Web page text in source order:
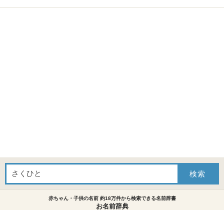
赤ちゃん・子供の名前 約18万件から検索できる名前辞書
お名前辞典